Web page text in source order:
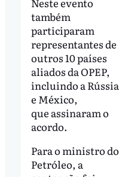
também
participaram
representantes de
outros 10 países
aliados da OPEP,
incluindo a Rússia
e México,
que assinaram o
acordo.
Para o ministro do
Petróleo, a